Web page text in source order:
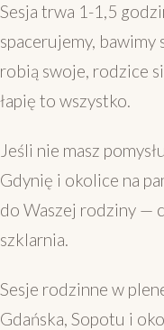
Sesja trwa 1-1,5
spacerujemy, bawimy
robią swoje, rodzice
łapię to wszystko.
Jeśli nie masz
Gdynię i okolice na
do Waszej rodziny —
szklarnia.
Sesje rodzinne w
Gdańska, Sopotu i